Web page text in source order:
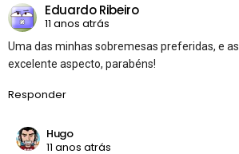
Eduardo Ribeiro
11 anos atrás
Uma das minhas sobremesas preferidas, e
excelente aspecto, parabéns!
Responder
Hugo
11 anos atrás